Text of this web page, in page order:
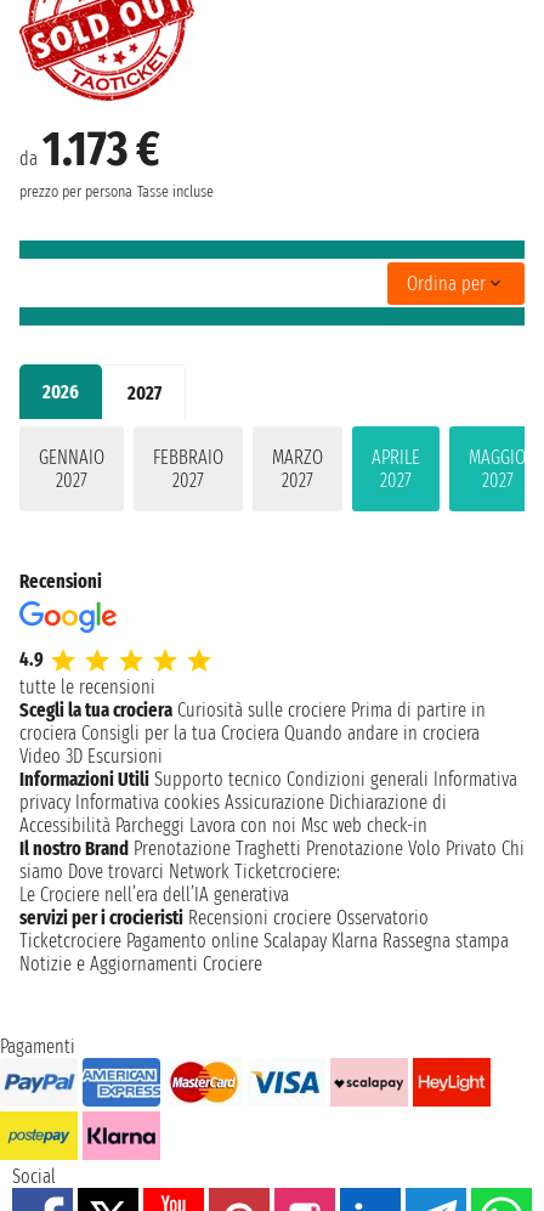
2026 2027
GENNAIO
2027
FEBBRAIO
2027
MARZO
2027
APRILE
2027
MAGGIO
2027
da 1.173 €
prezzo per persona Tasse incluse
Ordina per
Recensioni
4.9
tutte le recensioni
Scegli la tua crociera Curiosità sulle crociere Prima di partire in
crociera Consigli per la tua Crociera Quando andare in crociera
Video 3D Escursioni
Informazioni Utili Supporto tecnico Condizioni generali Informativa
privacy Informativa cookies Assicurazione Dichiarazione di
Accessibilità Parcheggi Lavora con noi Msc web check-in
Il nostro Brand Prenotazione Traghetti Prenotazione Volo Privato Chi
siamo Dove trovarci Network Ticketcrociere:
Le Crociere nell’era dell’IA generativa
servizi per i crocieristi Recensioni crociere Osservatorio
Ticketcrociere Pagamento online Scalapay Klarna Rassegna stampa
Notizie e Aggiornamenti Crociere
Pagamenti
Social